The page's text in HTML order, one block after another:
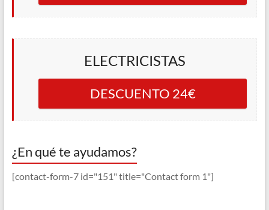
ELECTRICISTAS
DESCUENTO 24€
¿En qué te ayudamos?
[contact-form-7 id="151" title="Contact form 1"]